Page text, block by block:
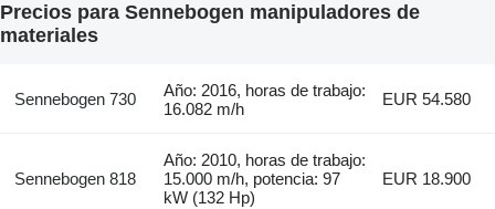
Precios para Sennebogen manipuladores de
materiales
Sennebogen 730
Año: 2016, horas de trabajo:
16.082 m/h
EUR 54.580
Sennebogen 818
Año: 2010, horas de trabajo:
15.000 m/h, potencia: 97
kW (132 Hp)
EUR 18.900